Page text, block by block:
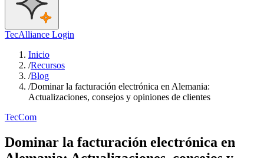
TecAlliance Login
Inicio
/Recursos
/Blog
/Dominar la facturación electrónica en Alemania:
Actualizaciones, consejos y opiniones de clientes
TecCom
Dominar la facturación electrónica en